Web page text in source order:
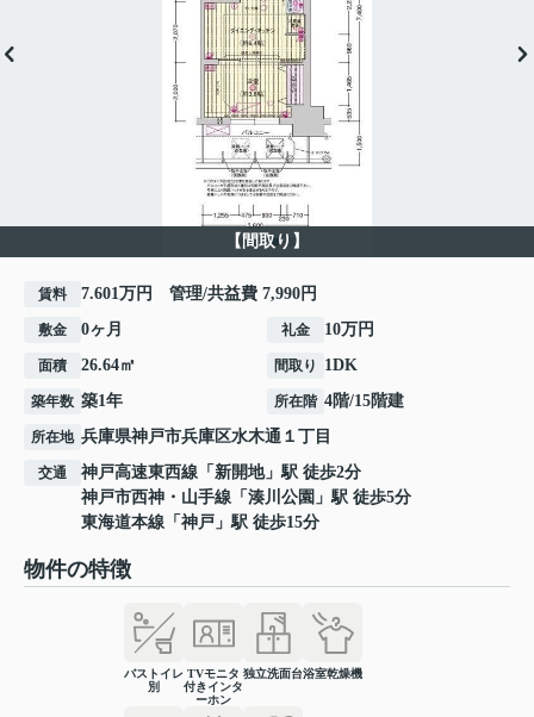
【間取り】
賃料 7.601万円 管理/共益費 7,990円
敷金 0ヶ月 礼金 10万円
面積 26.64㎡ 間取り 1DK
築年数 築1年 所在階 4階/15階建
所在地 兵庫県神戸市兵庫区水木通 １丁目
交通 神戸高速東西線 「 新開地」駅 徒歩2分
神戸市西神・山手線 「 湊川公園 」駅 徒歩5分
東海道本線 「 神戸 」駅 徒歩15分
物件の特徴
バストイレ
別
TVモニタ
付きインタ
ーホン
独立洗面台浴室乾燥機